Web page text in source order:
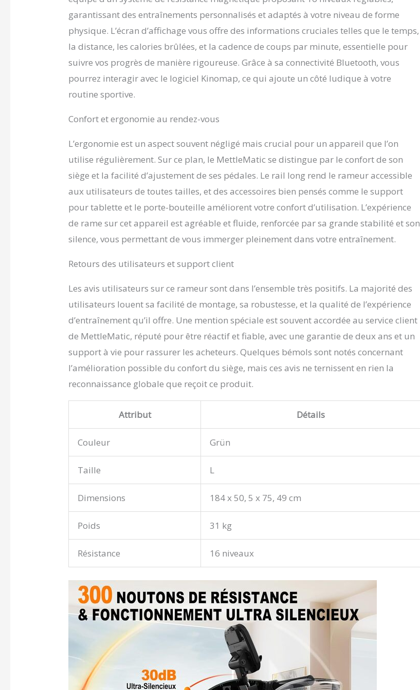
distance ou les calories brûlées, chaque détail de votre
entraînement est clairement visible. Les indicateurs
importants tels que SPM (battements par minute) et PULSE
(fréquence cardiaque) sont également faciles à lire. Cette
fonction de suivi complète fournit non seulement les
données dont vous avez besoin, mais permet également
une connexion transparente avec Kinomap via la fonction
Bluetooth intégrée pour une expérience d'entraînement
qui rend chacun de vos mouvements en douceur et sans
de 1,2 m à 2 m. Le support de tablette réglable vous
permet de lire clairement vos données d'entraînement sous
n'importe quel angle. Le porte-bouteille intégré offre de la
place pour les bouteilles d'eau et d'autres accessoires
courants. Le siège ergonomique et les pédales réglables
favorisent la bonne technique de rameur et réduisent la
pression. Tout pour un entraînement efficace et concentré
MettleMatic vous bénéficiez non seulement d'une garantie
complète de 2 ans, mais aussi d'un support client à vie.
Notre équipe professionnelle est toujours à vos côtés pour
attachons une grande importance à une expérience d'achat
objectifs de remise en forme en toute confiance.
garantissant des entraînements personnalisés et adaptés à votre niveau de forme
physique. L’écran d’affichage vous offre des informations cruciales telles que le temps,
la distance, les calories brûlées, et la cadence de coups par minute, essentielle pour
suivre vos progrès de manière rigoureuse. Grâce à sa connectivité Bluetooth, vous
pourrez interagir avec le logiciel Kinomap, ce qui ajoute un côté ludique à votre
routine sportive.
Confort et ergonomie au rendez-vous
L’ergonomie est un aspect souvent négligé mais crucial pour un appareil que l’on
utilise régulièrement. Sur ce plan, le MettleMatic se distingue par le confort de son
siège et la facilité d’ajustement de ses pédales. Le rail long rend le rameur accessible
aux utilisateurs de toutes tailles, et des accessoires bien pensés comme le support
pour tablette et le porte-bouteille améliorent votre confort d’utilisation. L’expérience
de rame sur cet appareil est agréable et fluide, renforcée par sa grande stabilité et son
silence, vous permettant de vous immerger pleinement dans votre entraînement.
Retours des utilisateurs et support client
Les avis utilisateurs sur ce rameur sont dans l’ensemble très positifs. La majorité des
utilisateurs louent sa facilité de montage, sa robustesse, et la qualité de l’expérience
d’entraînement qu’il offre. Une mention spéciale est souvent accordée au service client
de MettleMatic, réputé pour être réactif et fiable, avec une garantie de deux ans et un
support à vie pour rassurer les acheteurs. Quelques bémols sont notés concernant
l’amélioration possible du confort du siège, mais ces avis ne ternissent en rien la
reconnaissance globale que reçoit ce produit.
Attribut Détails
Couleur Grün
Taille L
Dimensions 184 x 50, 5 x 75, 49 cm
Poids 31 kg
Résistance 16 niveaux